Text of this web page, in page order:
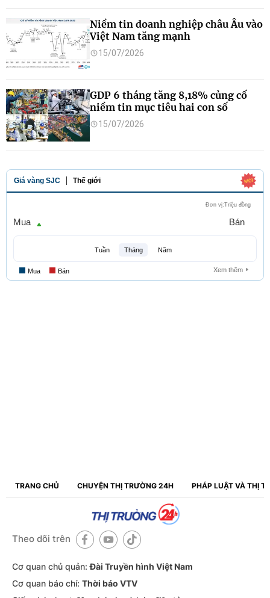
Niềm tin doanh nghiệp châu Âu vào
Việt Nam tăng mạnh
15/07/2026
GDP 6 tháng tăng 8,18% củng cố
niềm tin mục tiêu hai con số
15/07/2026
TRANG CHỦ CHUYỆN THỊ TRƯỜNG 24H PHÁP LUẬT VÀ THỊ
Theo dõi trên
Cơ quan chủ quản:Đài Truyền hình Việt Nam
Cơ quan báo chí: Thời báo VTV